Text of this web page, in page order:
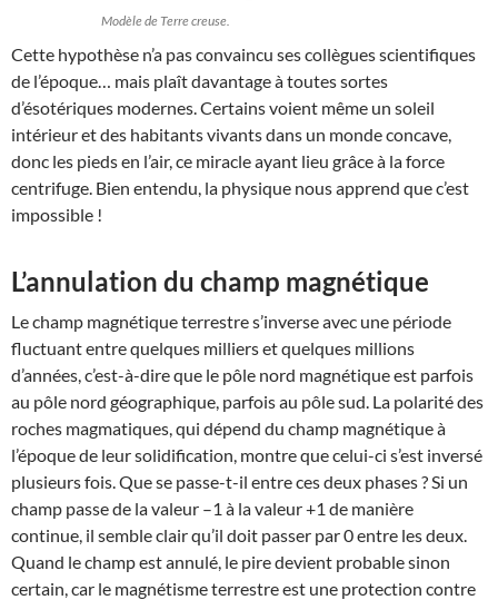
Modèle de Terre creuse.
Cette hypothèse n’a pas convaincu ses collègues scientifiques
de l’époque… mais plaît davantage à toutes sortes
d’ésotériques modernes. Certains voient même un soleil
intérieur et des habitants vivants dans un monde concave,
donc les pieds en l’air, ce miracle ayant lieu grâce à la force
centrifuge. Bien entendu, la physique nous apprend que c’est
impossible !
L’annulation du champ magnétique
Le champ magnétique terrestre s’inverse avec une période
fluctuant entre quelques milliers et quelques millions
d’années, c’est-à-dire que le pôle nord magnétique est parfois
au pôle nord géographique, parfois au pôle sud. La polarité des
roches magmatiques, qui dépend du champ magnétique à
l’époque de leur solidification, montre que celui-ci s’est inversé
plusieurs fois. Que se passe-t-il entre ces deux phases ? Si un
champ passe de la valeur –1 à la valeur +1 de manière
continue, il semble clair qu’il doit passer par 0 entre les deux.
Quand le champ est annulé, le pire devient probable sinon
certain, car le magnétisme terrestre est une protection contre